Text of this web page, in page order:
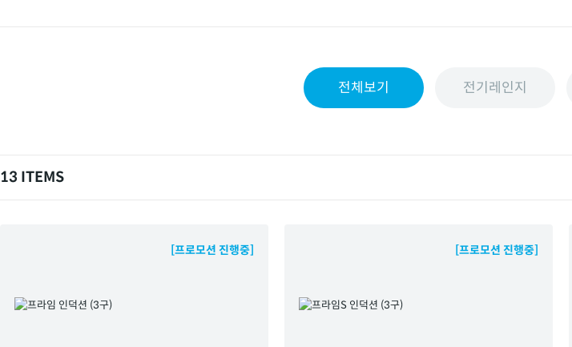
전체보기 전기레인지
13 ITEMS
[프로모션 진행중] [프로모션 진행중]